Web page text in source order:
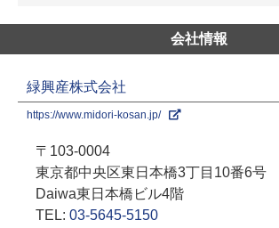
会社情報
緑興産株式会社
https://www.midori-kosan.jp/
〒103-0004
東京都中央区東日本橋3丁目10番6号
Daiwa東日本橋ビル4階
TEL: 03-5645-5150